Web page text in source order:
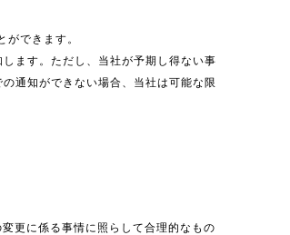
できます。
ます。ただし、当社が予期し得ない事
通知ができない場合、当社は可能な限
更に係る事情に照らして合理的なもの